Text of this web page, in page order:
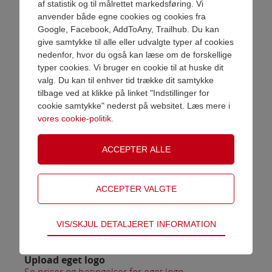
træet og egner sig både til tekst og
logo. Uv-print giver mulighed for
tilføje farve, som giver en god
kontrast til træets naturlige farve.
Træ awards kan graveres på alle
sider og kan bruges til firma awards,
vandrepokal eller blot en særlig
anderkendelse ud i
sportsforeningerne.
Med træ kommer også en variation i
udtrukket og 2 af disse awards vil
derfor aldrig være helt ens - dog kan
vi garantere at årene i træet bidrage
til deres skønhed.
Pokalen måler 6 x 6 x 24 cm
Upload eget logo
VAREN ER NU LAGT I KURV
Shop videre Gå til betaling
af statistik og til målrettet markedsføring. Vi
anvender både egne cookies og cookies fra
Google, Facebook, AddToAny, Trailhub. Du kan
give samtykke til alle eller udvalgte typer af cookies
nedenfor, hvor du også kan læse om de forskellige
typer cookies. Vi bruger en cookie til at huske dit
valg. Du kan til enhver tid trække dit samtykke
tilbage ved at klikke på linket "Indstillinger for
cookie samtykke" nederst på websitet. Læs mere i
vores cookie-politik
Teknisk
Tekniske cookies er nødvendige for hjemmesidens
adgangskontrol samt indkøbskurv og kan derfor
VIS/SKJUL DETALJERET INFORMATION